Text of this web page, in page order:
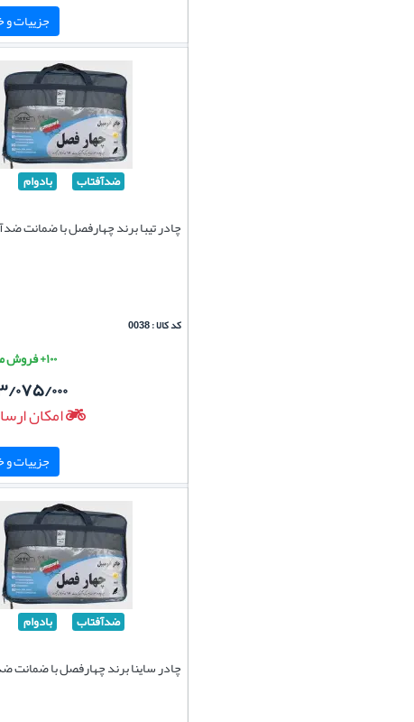
جزییات و
ضدآفتاب بادوام
چادر تیبا برند چهارفصل با ضمانت
کد کالا : 0038
۱۰۰+ فروش موفق
۳/۰۷۵/
امکان
جزییات و
ضدآفتاب بادوام
چادر ساینا برند چهارفصل با ضمانت